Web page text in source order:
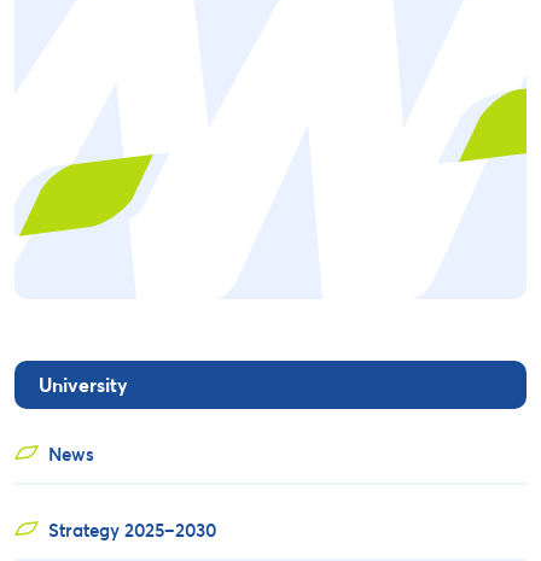
University
News
Strategy 2025–2030